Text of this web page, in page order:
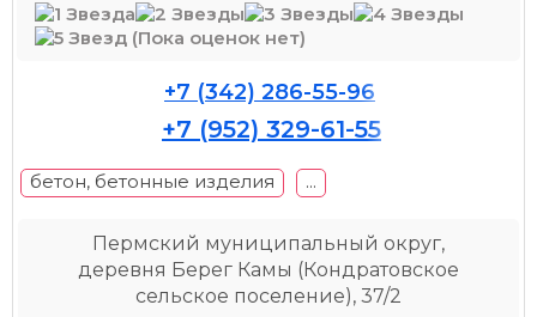
(Пока оценок нет)
+7 (342) 286-55-96
+7 (952) 329-61-55
бетон, бетонные изделия ...
Пермский муниципальный округ,
деревня Берег Камы (Кондратовское
сельское поселение), 37/2